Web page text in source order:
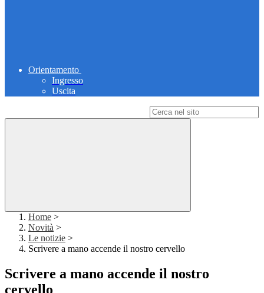
Orientamento
Ingresso
Uscita
Home >
Novità >
Le notizie >
Scrivere a mano accende il nostro cervello
Scrivere a mano accende il nostro
cervello